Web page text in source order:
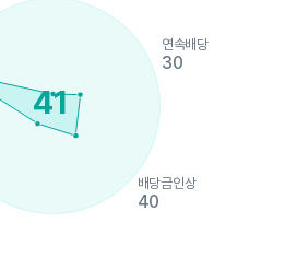
categories.
values. Data ranges from 10
41
연속배당
30
배당금인상
40